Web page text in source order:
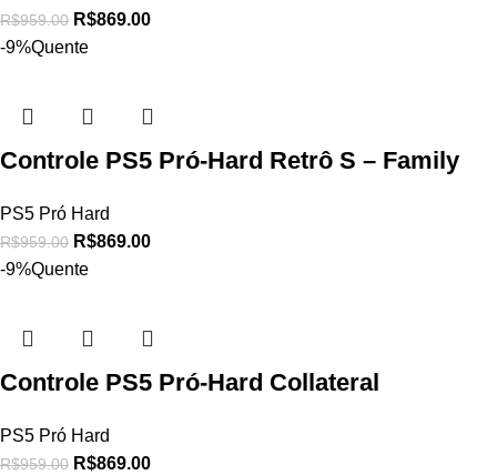
R$959.00 R$869.00
-9%Quente
Controle PS5 Pró-Hard Retrô S – Family
PS5 Pró Hard
R$959.00 R$869.00
-9%Quente
Controle PS5 Pró-Hard Collateral
PS5 Pró Hard
R$959.00 R$869.00